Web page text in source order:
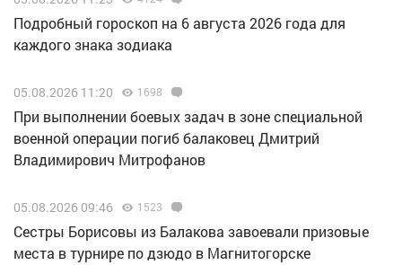
Подробный гороскоп на 6 августа 2026 года для
каждого знака зодиака
05.08.2026 11:20 1698
При выполнении боевых задач в зоне специальной
военной операции погиб балаковец Дмитрий
Владимирович Митрофанов
05.08.2026 09:46 1523
Сестры Борисовы из Балакова завоевали призовые
места в турнире по дзюдо в Магнитогорске